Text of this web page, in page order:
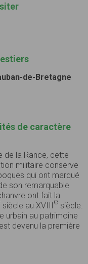
de-Bretagne
de caractère
de la Rance, cette
militaire conserve
qui ont marqué
son remarquable
ont fait la
siècle au XVIIIe siècle.
urbain au patrimoine
devenu la première